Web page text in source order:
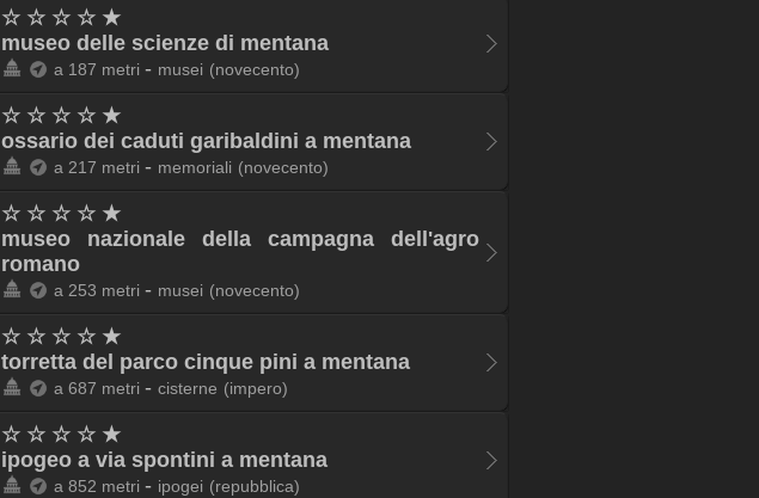
☆ ☆ ☆ ☆ ★
museo delle scienze di mentana
a 187 metri - musei (novecento)
☆ ☆ ☆ ☆ ★
ossario dei caduti garibaldini a mentana
a 217 metri - memoriali (novecento)
☆ ☆ ☆ ☆ ★
museo nazionale della campagna dell'agro
romano
a 253 metri - musei (novecento)
☆ ☆ ☆ ☆ ★
torretta del parco cinque pini a mentana
a 687 metri - cisterne (impero)
☆ ☆ ☆ ☆ ★
ipogeo a via spontini a mentana
a 852 metri - ipogei (repubblica)